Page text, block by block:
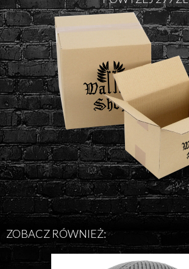
ZOBACZ RÓWNIEŻ: